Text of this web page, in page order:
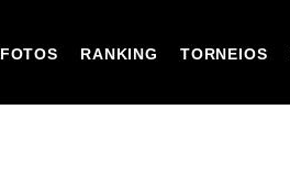
FOTOS RANKING TORNEIOS